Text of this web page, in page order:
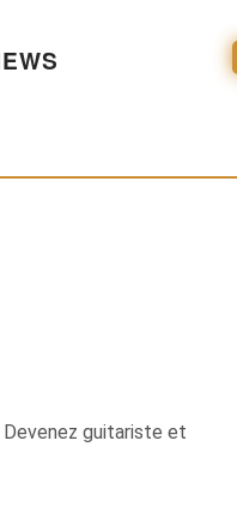
guitariste et